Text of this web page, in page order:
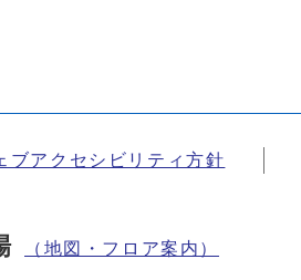
ブアクセシビリティ方針
（地図・フロア案内）